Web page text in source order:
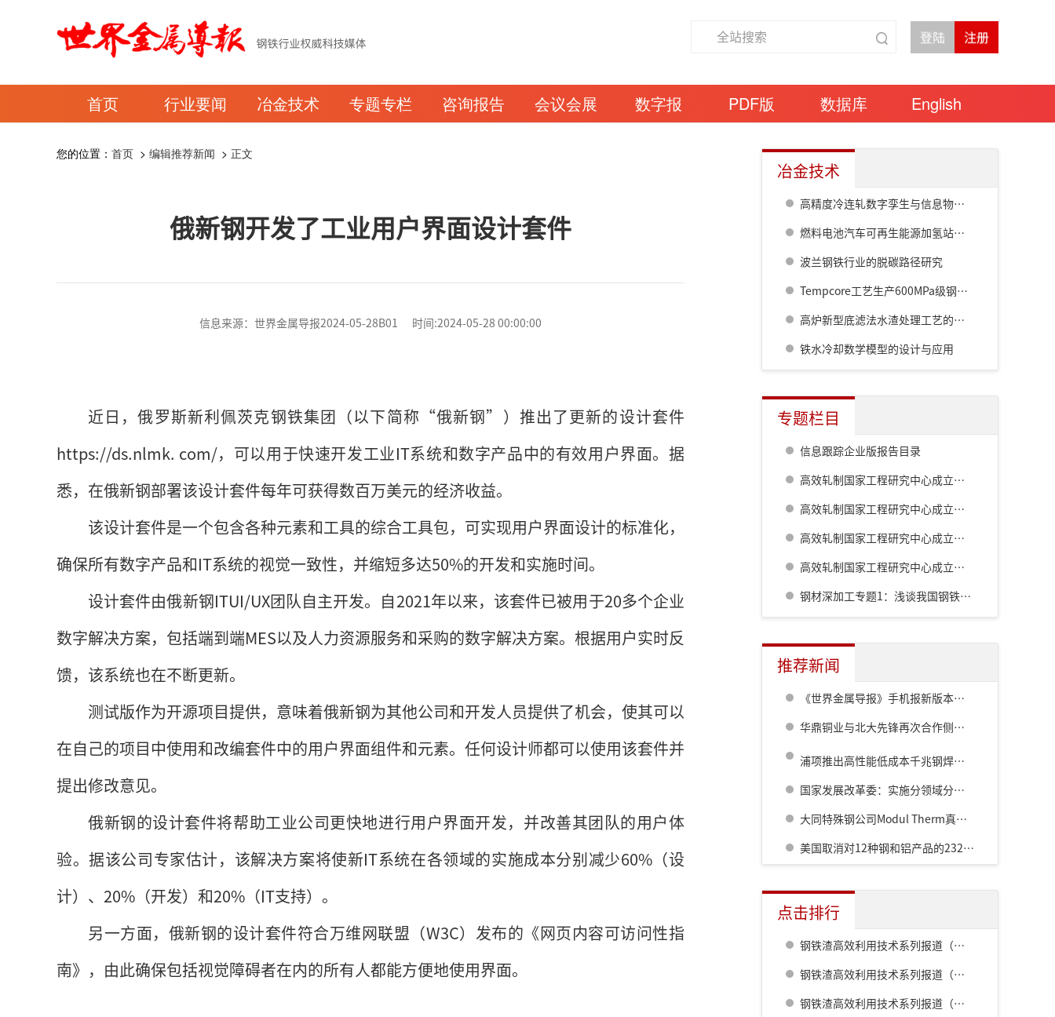
首页 行业要闻 冶金技术 专题专栏 咨询报告 会议会展 数字报 PDF版 数据库 English
您的位置： 首页 > 编辑推荐新闻 > 正文
俄新钢开发了工业用户界面设计套件
信息来源：世界金属导报2024-05-28B01 时间:2024-05-28 00:00:00
近日，俄罗斯新利佩茨克钢铁集团（以下简称“俄新钢”）推出了更新的设计套件
https://ds.nlmk. com/，可以用于快速开发工业IT系统和数字产品中的有效用户界面。据
悉，在俄新钢部署该设计套件每年可获得数百万美元的经济收益。
该设计套件是一个包含各种元素和工具的综合工具包，可实现用户界面设计的标准化，
确保所有数字产品和IT系统的视觉一致性，并缩短多达50%的开发和实施时间。
设计套件由俄新钢ITUI/UX团队自主开发。自2021年以来，该套件已被用于20多个企业
数字解决方案，包括端到端MES以及人力资源服务和采购的数字解决方案。根据用户实时反
馈，该系统也在不断更新。
测试版作为开源项目提供，意味着俄新钢为其他公司和开发人员提供了机会，使其可以
在自己的项目中使用和改编套件中的用户界面组件和元素。任何设计师都可以使用该套件并
提出修改意见。
俄新钢的设计套件将帮助工业公司更快地进行用户界面开发，并改善其团队的用户体
验。据该公司专家估计，该解决方案将使新IT系统在各领域的实施成本分别减少60%（设
计）、20%（开发）和20%（IT支持）。
另一方面，俄新钢的设计套件符合万维网联盟（W3C）发布的《网页内容可访问性指
南》，由此确保包括视觉障碍者在内的所有人都能方便地使用界面。
冶金技术
高精度冷连轧数字孪生与信息物理系统（CPS）关键技术研发及应用
燃料电池汽车可再生能源加氢站演示案例
波兰钢铁行业的脱碳路径研究
Tempcore工艺生产600MPa级钢筋的全厚度组织演变研究
高炉新型底滤法水渣处理工艺的高端化、智能化、绿色化实践
铁水冷却数学模型的设计与应用
专题栏目
信息跟踪企业版报告目录
高效轧制国家工程研究中心成立二十周年系列技术报道:棒线材生产工艺及装备的最新发展
高效轧制国家工程研究中心成立二十周年系列技术报道:高精度热轧自动化控制系统
高效轧制国家工程研究中心成立二十周年系列技术报道:板形综合控制技术的自主研发及创新
高效轧制国家工程研究中心成立二十周年系列技术报道:板带钢控轧控冷技术
钢材深加工专题1：浅谈我国钢铁工业对深加工的认识历程
推荐新闻
《世界金属导报》手机报新版本发布，免费下载，免费看
华鼎铜业与北大先锋再次合作侧吹炉配套6000立方制氧项目
浦项推出高性能低成本千兆钢焊接技术PosZET
国家发展改革委：实施分领域分行业节能降碳专项行动
大同特殊钢公司Modul Therm真空渗碳炉新增渗氮功能
美国取消对12种钢和铝产品的232条款关税豁免
点击排行
钢铁渣高效利用技术系列报道（一） 室兰钢铁厂用钢渣骨料配制重混凝土的研究
钢铁渣高效利用技术系列报道（二） 鹿岛钢铁厂钢铁渣利用技术的开发
钢铁渣高效利用技术系列报道（五） 八幡厂钢铁渣的利用